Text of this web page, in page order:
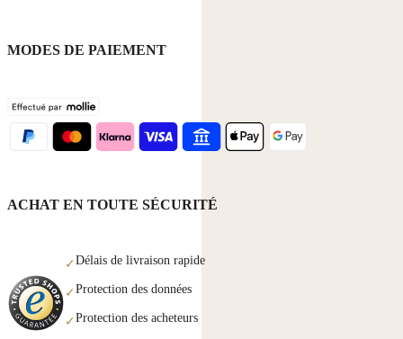
MODES DE PAIEMENT
ACHAT EN TOUTE SÉCURITÉ
✓Délais de livraison rapide
✓Protection des données
✓Protection des acheteurs